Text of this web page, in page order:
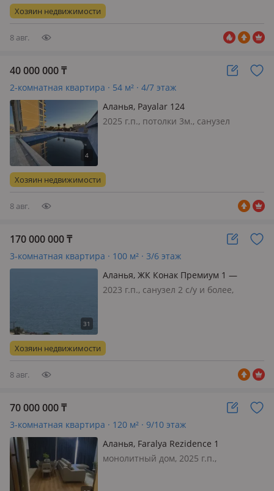
комплексе Премиум класса. Комплекс
расположен на первой береговой
Хозяин недвижимости
8 авг.
40 000 000₸
2-комнатная квартира · 54 м² · 4/7 этаж
Аланья, Payalar 124
2025 г.п., потолки 3м., санузел
трансфер бесплатно до моря 5 раз в
день. В ЖК два бассейна, сауна,
Хозяин недвижимости
8 авг.
170 000 000₸
3-комнатная квартира · 100 м² · 3/6 этаж
Аланья, ЖК Конак Премиум 1 —
Каргыджак
2023 г.п., санузел 2 с/у и более,
кинотеатр, фитнес зал, 3 ресторана,
рядом 3 супермаркета боулинг з…
Хозяин недвижимости
8 авг.
70 000 000₸
3-комнатная квартира · 120 м² · 9/10 этаж
Аланья, Faralya Rezidence 1
монолитный дом, 2025 г.п.,